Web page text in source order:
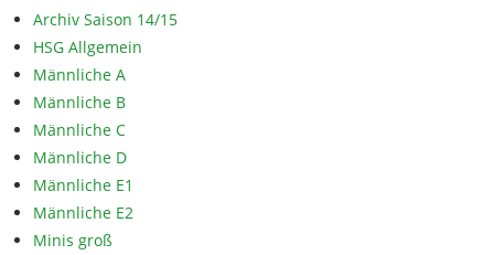
Archiv Saison 14/15
HSG Allgemein
Männliche A
Männliche B
Männliche C
Männliche D
Männliche E1
Männliche E2
Minis groß